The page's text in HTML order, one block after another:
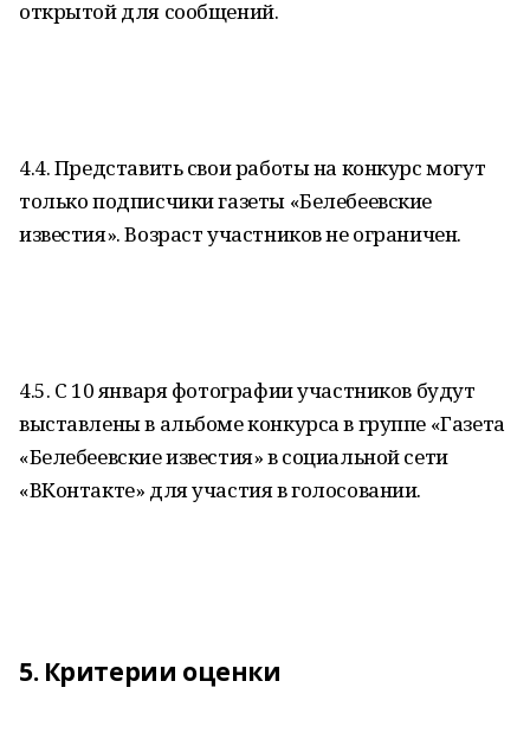
открытой для сообщений.
4.4. Представить свои работы на конкурс могут
только подписчики газеты «Белебеевские
известия». Возраст участников не ограничен.
4.5. С 10 января фотографии участников будут
выставлены в альбоме конкурса в группе «Газета
«Белебеевские известия» в социальной сети
«ВКонтакте» для участия в голосовании.
5. Критерии оценки